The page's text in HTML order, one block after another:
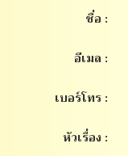
ชื่อ :
อีเมล :
เบอร์โทร :
หัวเรื่อง :